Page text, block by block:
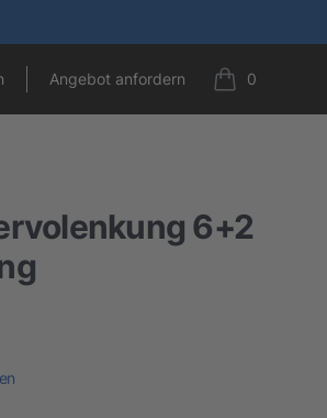
Angebot anfordern 0
items in cart,
6+2